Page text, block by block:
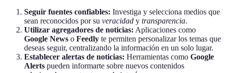
Seguir fuentes confiables: Investiga y selecciona medios que
sean reconocidos por su veracidad y transparencia.
Utilizar agregadores de noticias: Aplicaciones como
Google News o Feedly te permiten personalizar los temas que
deseas seguir, centralizando la información en un solo lugar.
Establecer alertas de noticias: Herramientas como Google
Alerts pueden informarte sobre nuevos contenidos